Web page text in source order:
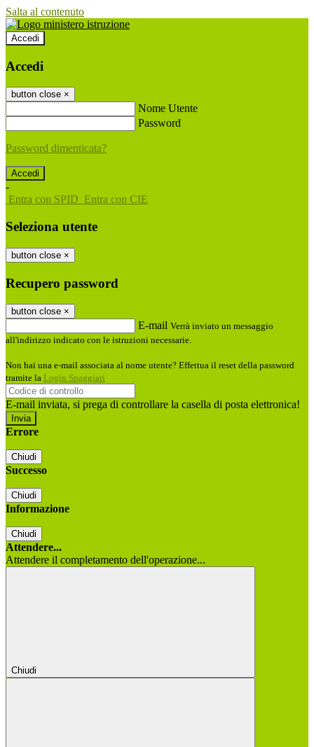
Salta al contenuto
Accedi
Accedi
button close ×
Nome Utente
Password
Password dimenticata?
-
Entra con SPID Entra con CIE
Seleziona utente
button close ×
Recupero password
button close ×
E-mail Verrà inviato un messaggio
all'indirizzo indicato con le istruzioni necessarie.
Non hai una e-mail associata al nome utente? Effettua il reset della password
tramite la Login Spaggiari
E-mail inviata, si prega di controllare la casella di posta elettronica!
Errore
Chiudi
Successo
Chiudi
Informazione
Chiudi
Attendere...
Attendere il completamento dell'operazione...
Chiudi